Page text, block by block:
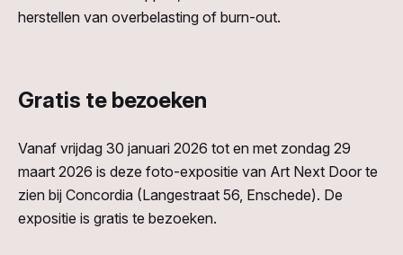
herstellen van overbelasting of burn-out.
Gratis te bezoeken
Vanaf vrijdag 30 januari 2026 tot en met zondag 29
maart 2026 is deze foto-expositie van Art Next Door te
zien bij Concordia (Langestraat 56, Enschede). De
expositie is gratis te bezoeken.